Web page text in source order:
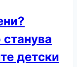
детски